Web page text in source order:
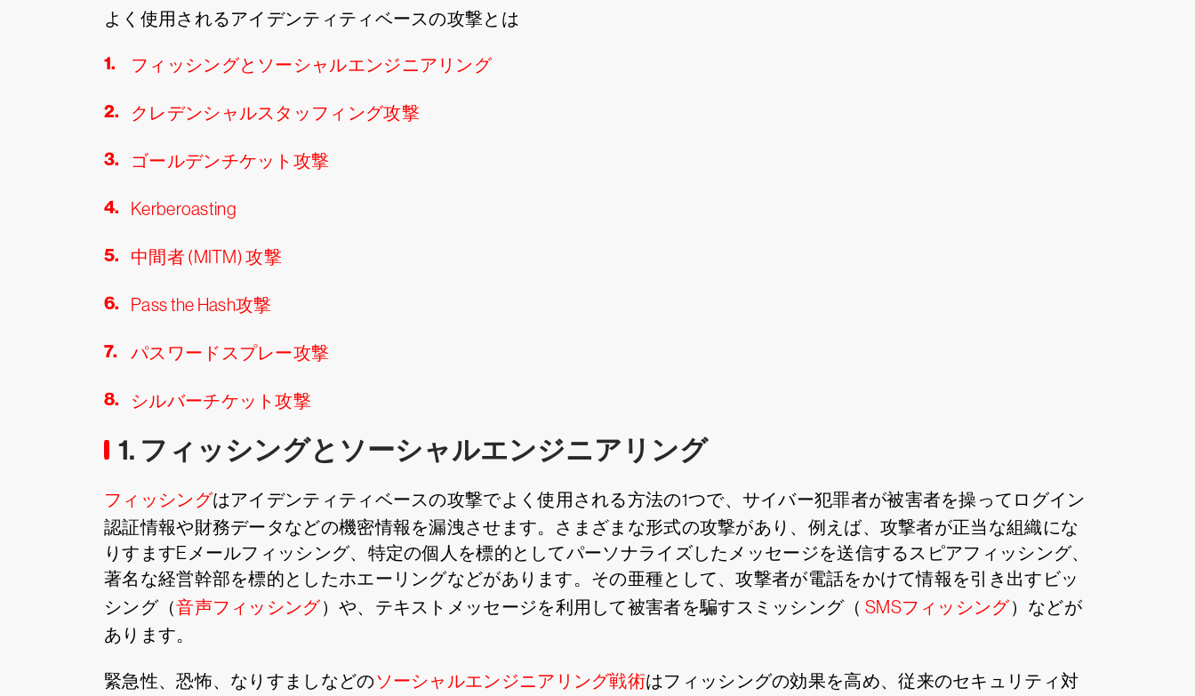
よく使用されるアイデンティティベースの攻撃とは
フィッシングとソーシャルエンジニアリング
クレデンシャルスタッフィング攻撃
ゴールデンチケット攻撃
Kerberoasting
中間者 (MITM) 攻撃
Pass the Hash攻撃
パスワードスプレー攻撃
シルバーチケット攻撃
1. フィッシングとソーシャルエンジニアリング
フィッシングはアイデンティティベースの攻撃でよく使用される方法の1つで、サイバー犯罪者が被害者を操ってログイン
認証情報や財務データなどの機密情報を漏洩させます。さまざまな形式の攻撃があり、例えば、攻撃者が正当な組織にな
りすますEメールフィッシング、特定の個人を標的としてパーソナライズしたメッセージを送信するスピアフィッシング、
著名な経営幹部を標的としたホエーリングなどがあります。その亜種として、攻撃者が電話をかけて情報を引き出すビッ
シング（音声フィッシング）や、テキストメッセージを利用して被害者を騙すスミッシング（ SMSフィッシング）などが
あります。
緊急性、恐怖、なりすましなどのソーシャルエンジニアリング戦術はフィッシングの効果を高め、従来のセキュリティ対